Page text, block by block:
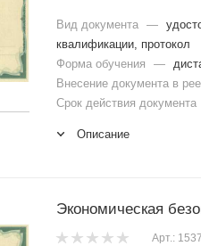
Вид документа —
квалификации, протокол
Форма обучения
—
Внесение документа в
Срок действия документа
Описание
Экономическая
Арт.: